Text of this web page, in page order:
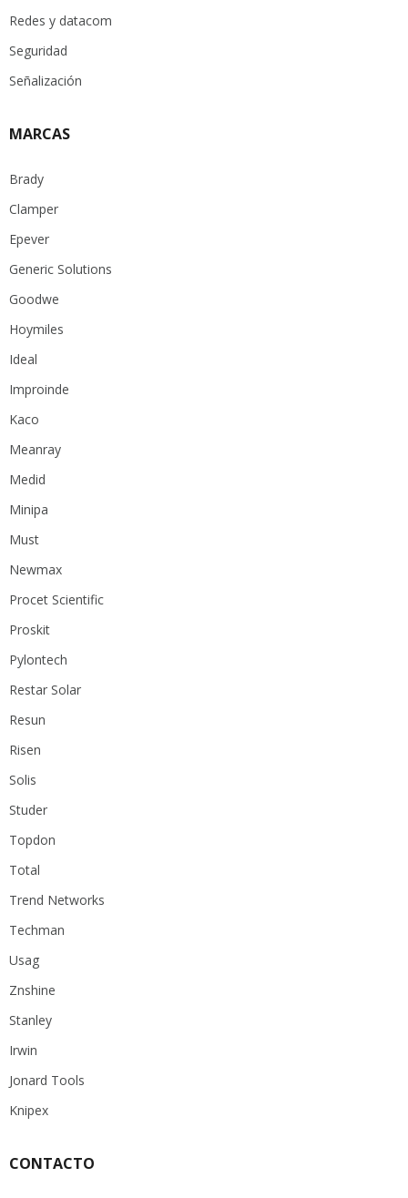
Redes y datacom
Seguridad
Señalización
MARCAS
Brady
Clamper
Epever
Generic Solutions
Goodwe
Hoymiles
Ideal
Improinde
Kaco
Meanray
Medid
Minipa
Must
Newmax
Procet Scientific
Proskit
Pylontech
Restar Solar
Resun
Risen
Solis
Studer
Topdon
Total
Trend Networks
Techman
Usag
Znshine
Stanley
Irwin
Jonard Tools
Knipex
CONTACTO